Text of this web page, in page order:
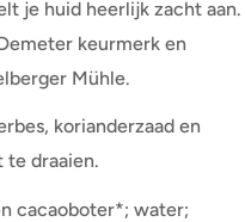
je huid heerlijk zacht aan.
keurmerk en
Mühle.
korianderzaad en
te draaien.
cacaoboter*; water;